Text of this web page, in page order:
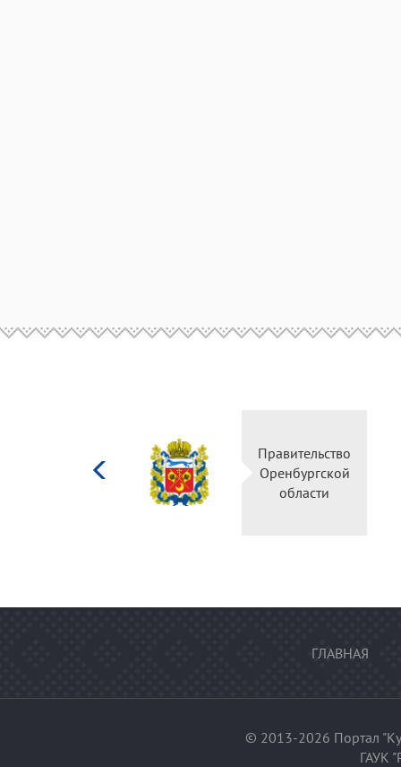
культуры
Российской
Правительство
Оренбургской
области
ГЛАВНАЯ
© 2013-2026 Портал
ГАУК